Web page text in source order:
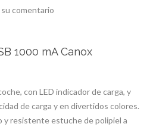
su comentario
1000 mA Canox
con LED indicador de carga, y
de carga y en divertidos colores.
y resistente estuche de polipiel a